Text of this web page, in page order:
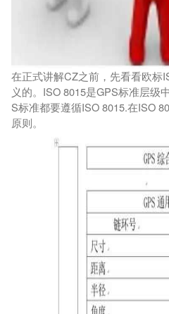
在正式讲解CZ之前，先看看欧标
义的。ISO 8015是GPS标准层级
S标准都要遵循ISO 8015.在ISO
原则。